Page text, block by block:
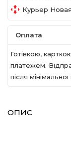
Курьер
Оплата
Готівкою,
платежем.
після
ОПИС